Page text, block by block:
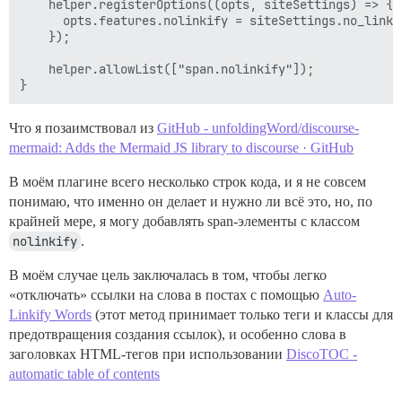
    helper.registerOptions((opts, siteSettings) => {
opts.features.nolinkify =
    });
    helper.allowList(["span.nolinkify"]);
Что я позаимствовал из GitHub - unfoldingWord/discourse-
mermaid: Adds the Mermaid JS library to discourse · GitHub
В моём плагине всего несколько строк кода, и я не совсем
понимаю, что именно он делает и нужно ли всё это, но, по
крайней мере, я могу добавлять span-элементы с классом
nolinkify .
В моём случае цель заключалась в том, чтобы легко
«отключать» ссылки на слова в постах с помощью Auto-
Linkify Words (этот метод принимает только теги и классы для
предотвращения создания ссылок), и особенно слова в
заголовках HTML-тегов при использовании DiscoTOC -
automatic table of contents